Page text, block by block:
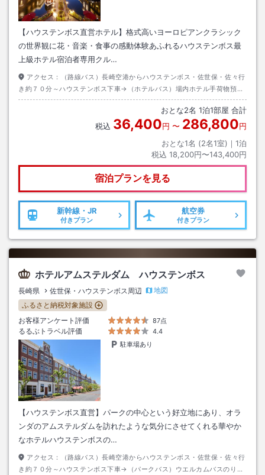
【ハウステンボス直営ホテル】格式高いヨーロピアンクラシック
の世界観に花・音楽・食事の感動体験あふれるハウステンボス最
上級ホテル宿泊者専用クル…
アクセス：
（路線バス）長崎空港からハウステンボス・佐世保・佐々行
き約７０分～ハウステンボス下車→（ホテルバス）場内ホテル手荷物預か
り所前から約１０分～ホテルヨーロッパ下車
おとな2名 1泊1部屋 合計
税込 36,400円 〜 286,800円
おとな1名 (2名1室)｜ 1泊
税込 18,200円〜143,400円
宿泊プランを見る
新幹線・JR
付きプラン
航空券
付きプラン
ホテルアムステルダム ハウステンボス
長崎県 佐世保・ハウステンボス周辺
地図
ふるさと納税対象施設
お客様アンケート評価
87点
るるぶトラベル評価
4.4
駐車場あり
【ハウステンボス直営】パークの中心という好立地にあり、オラ
ンダのアムステルダムを訪れたような気分にさせてくれる華やか
なホテルハウステンボスの…
アクセス：
（路線バス）長崎空港からハウステンボス・佐世保・佐々行
き約７０分～ハウステンボス下車→（パークバス）ウエルカムバスのりば